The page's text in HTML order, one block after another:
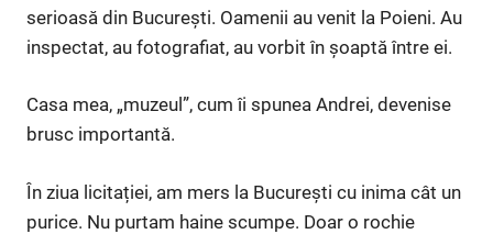
serioasă din București. Oamenii au venit la Poieni. Au
inspectat, au fotografiat, au vorbit în șoaptă între ei.
Casa mea, „muzeul”, cum îi spunea Andrei, devenise
brusc importantă.
În ziua licitației, am mers la București cu inima cât un
purice. Nu purtam haine scumpe. Doar o rochie